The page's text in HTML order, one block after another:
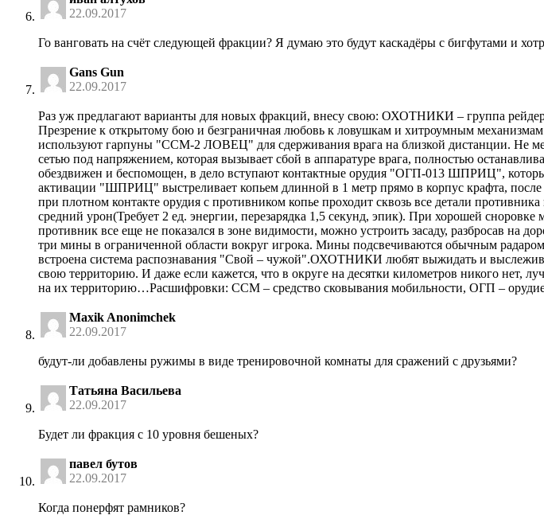
22.09.2017
Го ванговать на счёт следующей фракции? Я думаю это будут каскадёры с бигфутами и
Gans Gun
22.09.2017
Раз уж предлагают варианты для новых фракций, внесу свою: ОХОТНИКИ – группа
Презрение к открытому бою и безграничная любовь к ловушкам и хитроумным
используют гарпуны "ССМ-2 ЛОВЕЦ" для сдерживания врага на близкой дистанции.
сетью под напряжением, которая вызывает сбой в аппаратуре врага, полностью
обездвижен и беспомощен, в дело вступают контактные орудия "ОГП-013 ШПРИЦ",
активации "ШПРИЦ" выстреливает копьем длинной в 1 метр прямо в корпус крафта, после
при плотном контакте орудия с противником копье проходит сквозь все детали
средний урон(Требует 2 ед. энергии, перезарядка 1,5 секунд, эпик). При хорошей
противник все еще не показался в зоне видимости, можно устроить засаду,
три мины в ограниченной области вокруг игрока. Мины подсвечиваются обычным
встроена система распознавания "Свой – чужой".ОХОТНИКИ любят выжидать и
свою территорию. И даже если кажется, что в округе на десятки километров никого нет,
на их территорию…Расшифровки: ССМ – средство сковывания мобильности, ОГП –
Maxik Anonimchek
22.09.2017
будут-ли добавлены ружимы в виде тренировочной комнаты для сражений с друзьями?
Татьяна Васильева
22.09.2017
Будет ли фракция с 10 уровня бешеных?
павел бутов
22.09.2017
Когда понерфят рамников?